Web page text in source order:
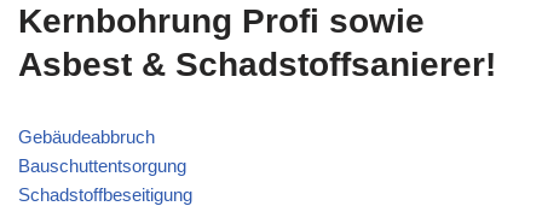
Kernbohrung Profi sowie
Asbest & Schadstoffsanierer!
Gebäudeabbruch
Bauschuttentsorgung
Schadstoffbeseitigung